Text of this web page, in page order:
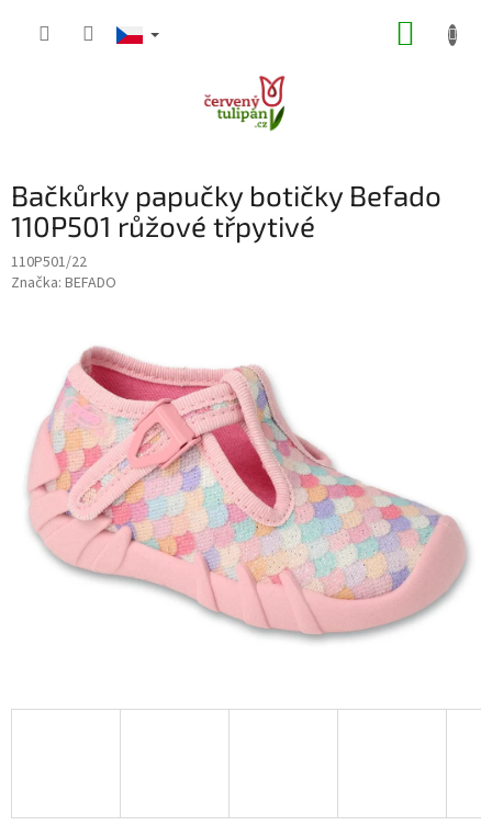
Bačkůrky papučky botičky Befado
110P501 růžové třpytivé
110P501/22
Značka: BEFADO